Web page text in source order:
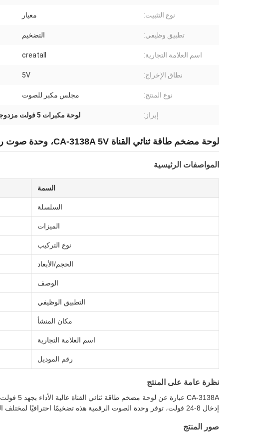
نوع التثبيت: معيار
تطبيق وظيفي: التضخيم
اسم العلامة التجارية: creatall
نطاق الإخراج: 5V
نوع المنتج: مجلس مكبر للصوت
إبراز: لوحة مكبرات 5 فولت مزدوجة القناة
لوحة مضخم طاقة ثنائي القناة CA-3138A 5V، وحدة صوت رقمية 2*50W
المواصفات الرئيسية
السمة
السلسلة
الميزات
نوع التركيب
الحجم/الأبعاد
الوصف
التطبيق الوظيفي
مكان المنشأ
اسم العلامة التجارية
رقم الموديل
نظرة عامة على المنتج
إدخال 8-24 فولت، توفر وحدة الصوت الرقمية هذه تضخيمًا احترافيًا لمختلف التطبيقات الإلكترونية.
صور المنتج